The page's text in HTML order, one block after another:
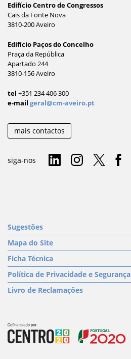
Edifício Centro de Congressos
Cais da Fonte Nova
3810-200 Aveiro
Edifício Paços do Concelho
Praça da República
Apartado 244
3810-156 Aveiro
tel +351 234 406 300
e-mail geral@cm-aveiro.pt
mais contactos
siga-nos
Sugestões
Mapa do Site
Ficha Técnica
Política de Privacidade e Segurança
Livro de Reclamações